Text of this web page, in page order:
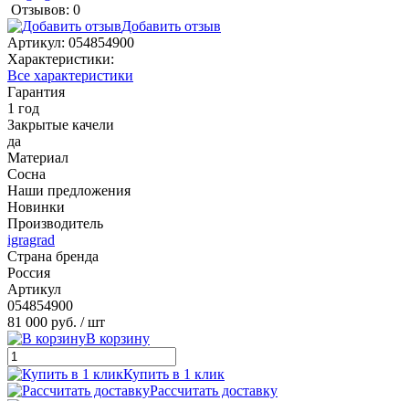
Отзывов: 0
Добавить отзыв
Артикул: 054854900
Характеристики:
Все характеристики
Гарантия
1 год
Закрытые качели
да
Материал
Сосна
Наши предложения
Новинки
Производитель
igragrad
Страна бренда
Россия
Артикул
054854900
81 000 руб. / шт
В корзину
Купить в 1 клик
Рассчитать доставку